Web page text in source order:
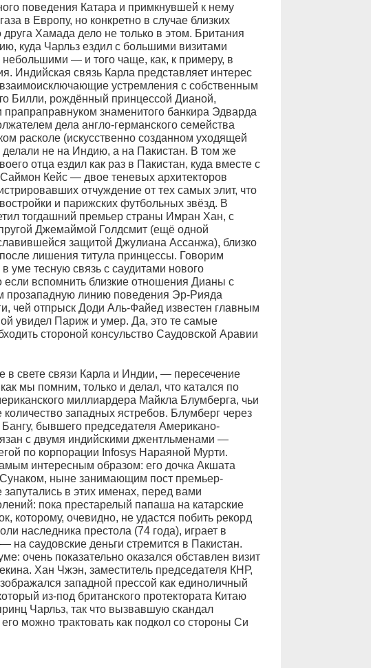
поведения Катара и примкнувшей к нему
в Европу, но конкретно в случае близких
Хамада дело не только в этом. Британия
куда Чарльз ездил с большими визитами
— и того чаще, как, к примеру, в
Индийская связь Карла представляет интерес
устремления с собственным
Билли, рождённый принцессой Дианой,
прапраправнуком знаменитого банкира Эдварда
дела англо-германского семейства
расколе (искусственно созданном уходящей
не на Индию, а на Пакистан. В том же
отца ездил как раз в Пакистан, куда вместе с
Кейс — двое теневых архитекторов
отчуждение от тех самых элит, что
и парижских футбольных звёзд. В
тогдашний премьер страны Имран Хан, с
Джемаймой Голдсмит (ещё одной
защитой Джулиана Ассанжа), близко
лишения титула принцессы. Говорим
уме тесную связь с саудитами нового
если вспомнить близкие отношения Дианы с
прозападную линию поведения Эр-Рияда
чей отпрыск Доди Аль-Файед известен главным
увидел Париж и умер. Да, это те самые
стороной консульство Саудовской Аравии
в свете связи Карла и Индии, — пересечение
мы помним, только и делал, что катался по
миллиардера Майкла Блумберга, чьи
количество западных ястребов. Блумберг через
бывшего председателя Американо-
с двумя индийскими джентльменами —
по корпорации Infosys Нараяной Мурти.
интересным образом: его дочка Акшата
ныне занимающим пост премьер-
в этих именах, перед вами
пока престарелый папаша на катарские
которому, очевидно, не удастся побить рекорд
наследника престола (74 года), играет в
на саудовские деньги стремится в Пакистан.
очень показательно оказался обставлен визит
Хан Чжэн, заместитель председателя КНР,
западной прессой как единоличный
из-под британского протектората Китаю
Чарльз, так что вызвавшую скандал
можно трактовать как подкол со стороны Си